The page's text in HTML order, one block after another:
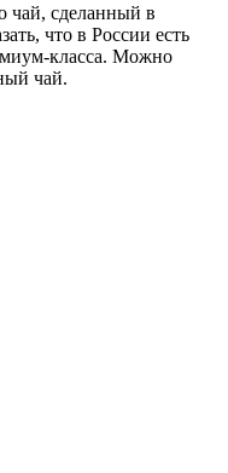
чай, сделанный в
что в России есть
класса. Можно
чай.